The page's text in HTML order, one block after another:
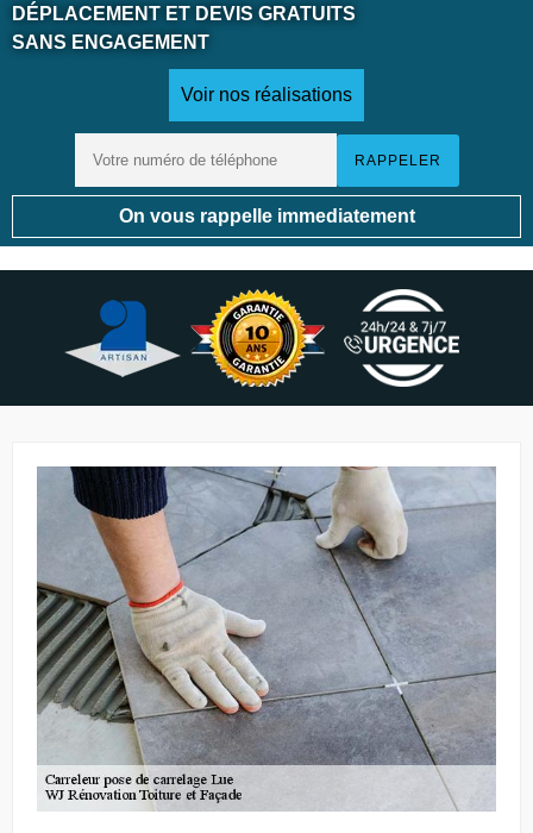
DÉPLACEMENT ET DEVIS GRATUITS
SANS ENGAGEMENT
Voir nos réalisations
On vous rappelle immediatement